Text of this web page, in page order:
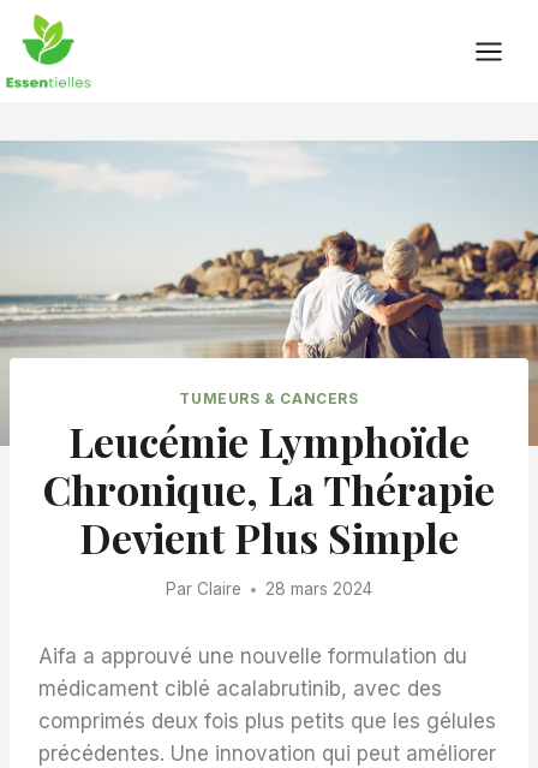
Skip
content
TUMEURS & CANCERS
Leucémie Lymphoïde
Chronique, La Thérapie
Devient Plus Simple
Par Claire 28 mars 2024
Aifa a approuvé une nouvelle formulation du
médicament ciblé acalabrutinib, avec des
comprimés deux fois plus petits que les gélules
précédentes. Une innovation qui peut améliorer